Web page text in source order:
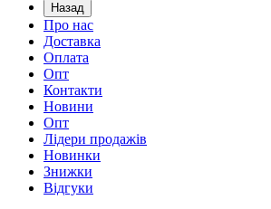
Назад
Про нас
Доставка
Оплата
Опт
Контакти
Новини
Опт
Лідери продажів
Новинки
Знижки
Відгуки